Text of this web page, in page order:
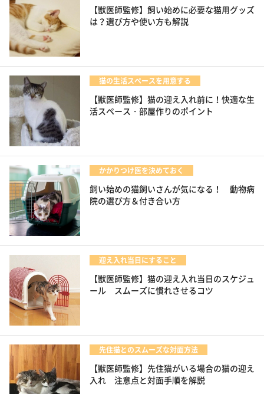
【獣医師監修】飼い始めに必要な猫用グッズ
は？選び方や使い方も解説
猫の生活スペースを用意する
【獣医師監修】猫の迎え入れ前に！快適な生
活スペース・部屋作りのポイント
かかりつけ医を決めておく
飼い始めの猫飼いさんが気になる！ 動物病
院の選び方＆付き合い方
迎え入れ当日にすること
【獣医師監修】猫の迎え入れ当日のスケジュ
ール スムーズに慣れさせるコツ
先住猫とのスムーズな対面方法
【獣医師監修】先住猫がいる場合の猫の迎え
入れ 注意点と対面手順を解説